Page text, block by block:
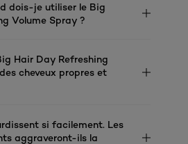
dois-je utiliser le Big
Volume Spray ?
Hair Day Refreshing
cheveux propres et
si facilement. Les
aggraveront-ils la